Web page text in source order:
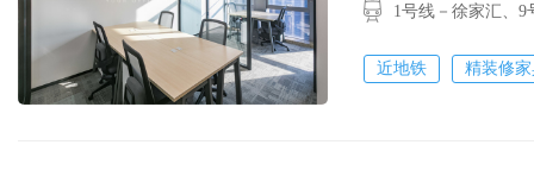
1号线－徐家汇、
近地铁 精装修